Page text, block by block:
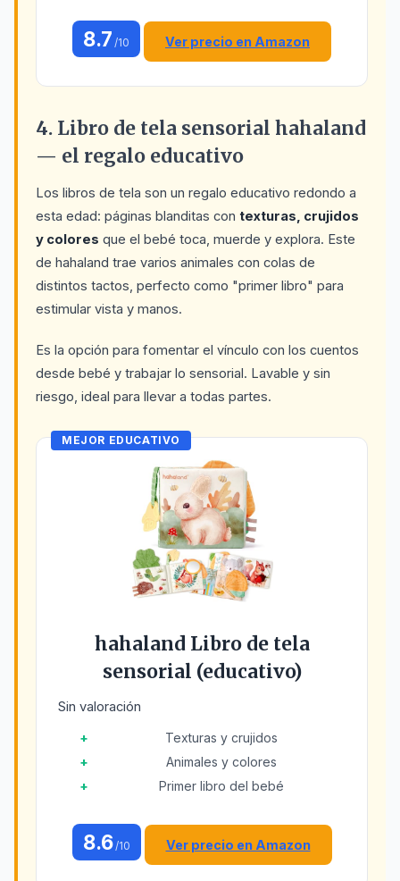
8.7 /10 Ver precio en Amazon
4. Libro de tela sensorial hahaland
— el regalo educativo
Los libros de tela son un regalo educativo redondo a
esta edad: páginas blanditas con texturas, crujidos
y colores que el bebé toca, muerde y explora. Este
de hahaland trae varios animales con colas de
distintos tactos, perfecto como "primer libro" para
estimular vista y manos.
Es la opción para fomentar el vínculo con los cuentos
desde bebé y trabajar lo sensorial. Lavable y sin
riesgo, ideal para llevar a todas partes.
MEJOR EDUCATIVO
hahaland Libro de tela
sensorial (educativo)
Sin valoración
Texturas y crujidos
Animales y colores
Primer libro del bebé
8.6/10 Ver precio en Amazon